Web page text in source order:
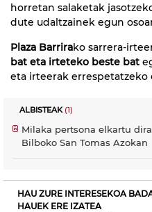
horretan salaketak
dute udaltzainek egun
Plaza Barrirako sarrera-
bat eta irteteko beste bat
eta irteerak
ALBISTEAK(1)
Milaka pertsona elkartu dira
Bilboko San Tomas Azokan
HAU ZURE INTERESEKOA
HAUEK ERE IZATEA